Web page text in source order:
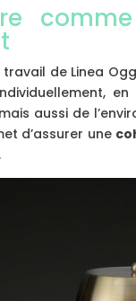
travail de Linea
aussi de
d’assurer une